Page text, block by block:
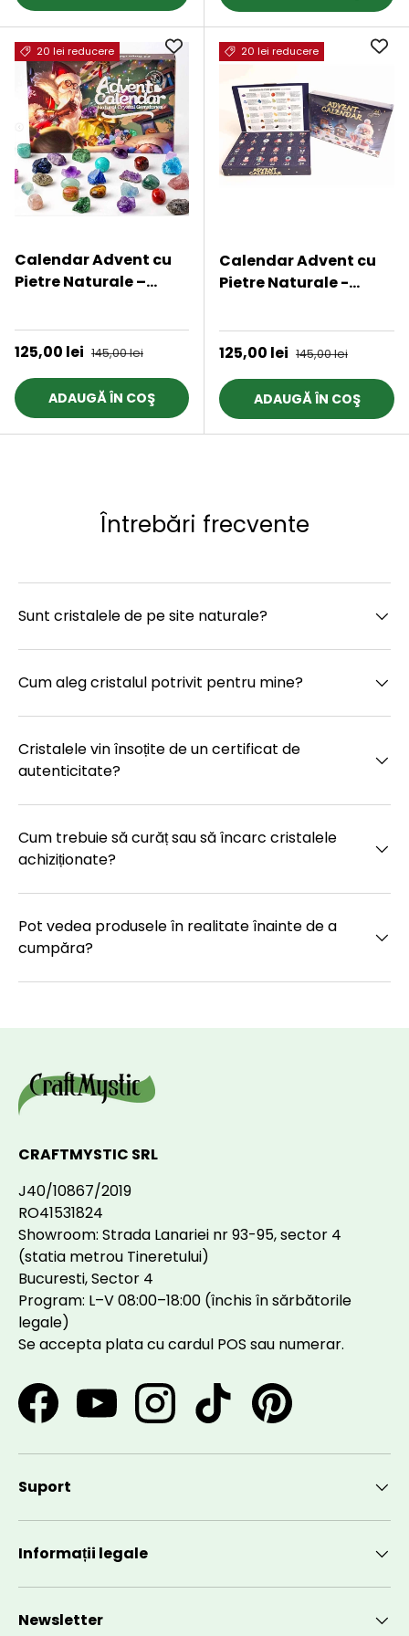
20 lei reducere
Calendar Advent cu
Pietre Naturale –
pentru Copii
Preț de vânzare
125,00 lei Preț obișnuit
145,00 lei
ADAUGĂ ÎN COŞ
20 lei reducere
Calendar Advent cu
Pietre Naturale -
Craciun
Preț de vânzare
125,00 lei Preț obișnuit
145,00 lei
ADAUGĂ ÎN COŞ
Întrebări frecvente
Sunt cristalele de pe site naturale?
Cum aleg cristalul potrivit pentru mine?
Cristalele vin însoțite de un certificat de
autenticitate?
Cum trebuie să curăț sau să încarc cristalele
achiziționate?
Pot vedea produsele în realitate înainte de a
cumpăra?
CRAFTMYSTIC SRL
J40/10867/2019
RO41531824
Showroom: Strada Lanariei nr 93-95, sector 4
(statia metrou Tineretului)
Bucuresti, Sector 4
Program: L–V 08:00–18:00 (închis în sărbătorile
legale)
Se accepta plata cu cardul POS sau numerar.
FacebookYouTubeInstagramTikTok Pinterest
Suport
Informații legale
Newsletter